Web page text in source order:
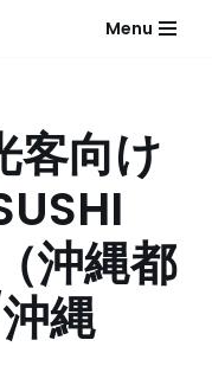
Menu
客向け
沖縄都
縄